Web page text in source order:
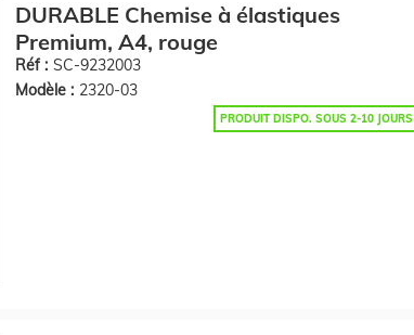
DURABLE Chemise à élastiques
Premium, A4, rouge
Réf : SC-9232003
Modèle : 2320-03
PRODUIT DISPO. SOUS 2-10 JOURS